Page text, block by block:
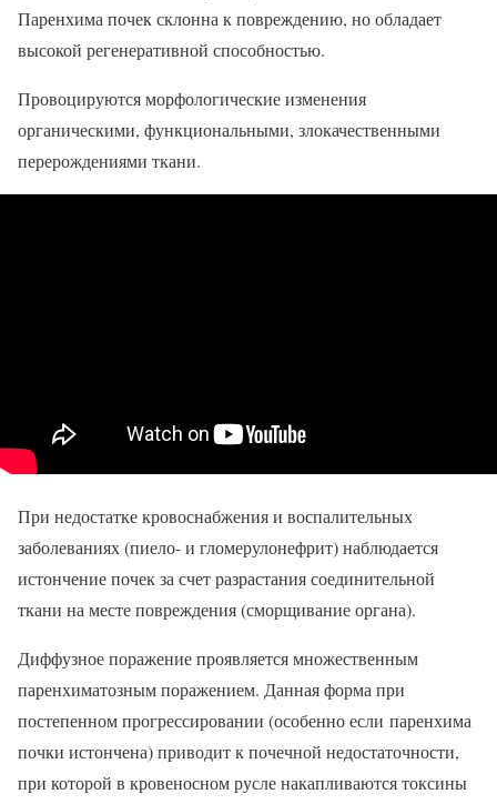
Паренхима почек склонна к повреждению, но обладает
высокой регенеративной способностью.
Провоцируются морфологические изменения
органическими, функциональными, злокачественными
перерождениями ткани.
При недостатке кровоснабжения и воспалительных
заболеваниях (пиело- и гломерулонефрит) наблюдается
истончение почек за счет разрастания соединительной
ткани на месте повреждения (сморщивание органа).
Диффузное поражение проявляется множественным
паренхиматозным поражением. Данная форма при
постепенном прогрессировании (особенно если паренхима
почки истончена) приводит к почечной недостаточности,
при которой в кровеносном русле накапливаются токсины